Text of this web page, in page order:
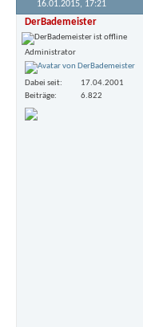
16.01.2015, 17:21
DerBademeister
Administrator
Dabei seit
17.04.2001
Beiträge
6.822